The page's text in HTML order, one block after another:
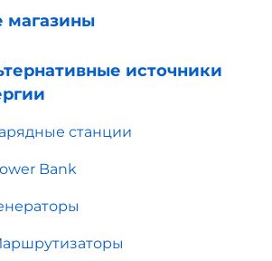
магазины
источники
станции
Bank